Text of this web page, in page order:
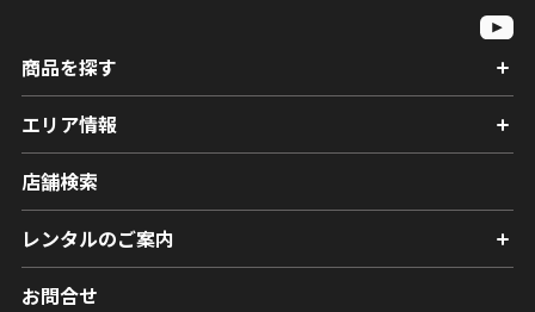
商品を探す
エリア情報
店舗検索
レンタルのご案内
お問合せ